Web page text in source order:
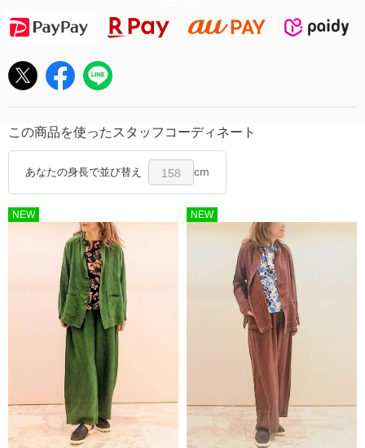
この商品を使ったスタッフコーディネート
あなたの身長で並び替え 158 cm
NEW NEW